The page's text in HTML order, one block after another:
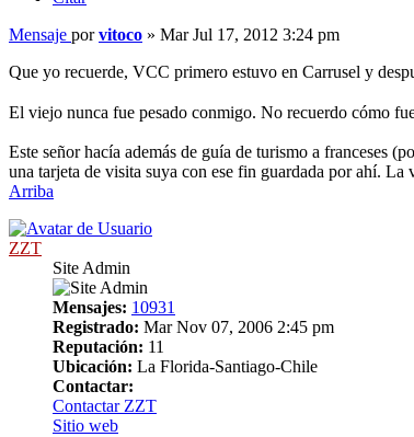
Mensaje porvitoco » Mar Jul 17, 2012 3:24 pm
Que yo recuerde, VCC primero estuvo en Carrusel y
El viejo nunca fue pesado conmigo. No recuerdo cómo
Este señor hacía además de guía de turismo a franceses
una tarjeta de visita suya con ese fin guardada por ahí. La
Arriba
ZZT
Site Admin
Mensajes: 10931
Registrado: Mar Nov 07, 2006 2:45 pm
Reputación: 11
Ubicación: La Florida-Santiago-Chile
Contactar:
Contactar ZZT
Sitio web